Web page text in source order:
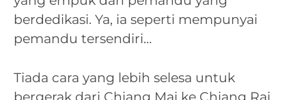
berdedikasi. Ya, ia seperti mempunyai
pemandu tersendiri…
Tiada cara yang lebih selesa untuk
bergerak dari Chiang Mai ke Chiang Rai